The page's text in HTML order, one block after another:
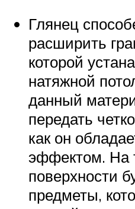
Глянец
расширить
которой
натяжной
данный
передать
как он
эффектом. На
поверхности
предметы,